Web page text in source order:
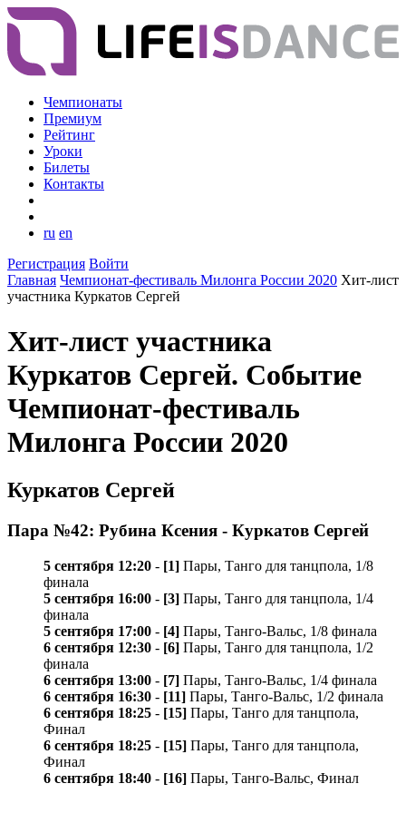
Чемпионаты
Премиум
Рейтинг
Уроки
Билеты
Контакты
ru en
Регистрация Войти
Главная Чемпионат-фестиваль Милонга России 2020 Хит-лист
участника Куркатов Сергей
Хит-лист участника
Куркатов Сергей. Событие
Чемпионат-фестиваль
Милонга России 2020
Куркатов Сергей
Пара №42: Рубина Ксения - Куркатов Сергей
5 сентября 12:20 - [1] Пары, Танго для танцпола, 1/8
финала
5 сентября 16:00 - [3] Пары, Танго для танцпола, 1/4
финала
5 сентября 17:00 - [4] Пары, Танго-Вальс, 1/8 финала
6 сентября 12:30 - [6] Пары, Танго для танцпола, 1/2
финала
6 сентября 13:00 - [7] Пары, Танго-Вальс, 1/4 финала
6 сентября 16:30 - [11] Пары, Танго-Вальс, 1/2 финала
6 сентября 18:25 - [15] Пары, Танго для танцпола,
Финал
6 сентября 18:25 - [15] Пары, Танго для танцпола,
Финал
6 сентября 18:40 - [16] Пары, Танго-Вальс, Финал